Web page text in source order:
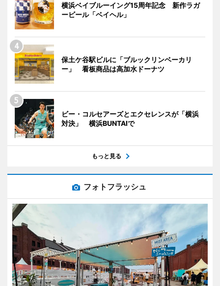
横浜ベイブルーイング15周年記念 新作ラガ
ービール「ベイヘル」
保土ケ谷駅ビルに「ブルックリンベーカリ
ー」 看板商品は高加水ドーナツ
ビー・コルセアーズとエクセレンスが「横浜
対決」 横浜BUNTAIで
もっと見る
フォトフラッシュ